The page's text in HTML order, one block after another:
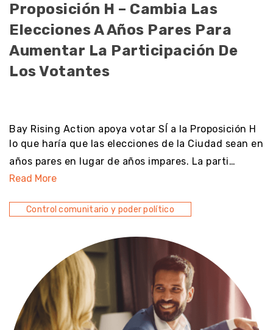
Proposición H – Cambia Las
Elecciones A Años Pares Para
Aumentar La Participación De
Los Votantes
Bay Rising Action apoya votar SÍ a la Proposición H
lo que haría que las elecciones de la Ciudad sean en
años pares en lugar de años impares. La parti…
Read More
Control comunitario y poder político